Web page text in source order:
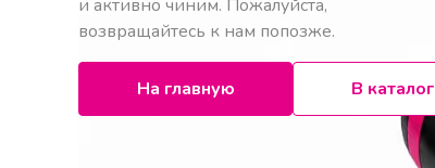
и активно чиним. Пожалуйста,
возвращайтесь к нам попозже.
На главную В каталог